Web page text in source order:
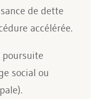
de dette
accélérée.
social ou